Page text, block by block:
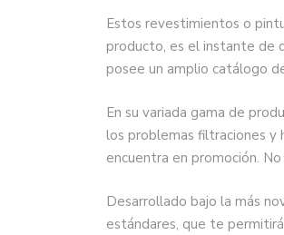
Estos revestimientos o
producto, es el instante de
posee un amplio catálogo
En su variada gama de
los problemas filtraciones y
encuentra en promoción.
Desarrollado bajo la más
estándares, que te